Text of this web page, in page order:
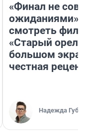
«Финал не
ожиданиями»:
смотреть
«Старый орел»
большом
честная
Надежда